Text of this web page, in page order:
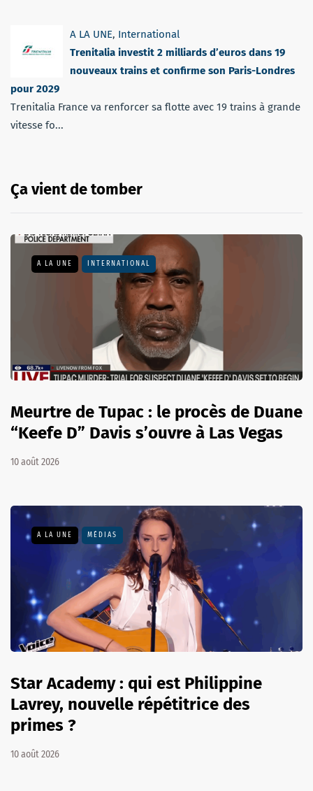
A LA UNE, International
Trenitalia investit 2 milliards d’euros dans 19
nouveaux trains et confirme son Paris-Londres
pour 2029
Trenitalia France va renforcer sa flotte avec 19 trains à grande
vitesse fo...
Ça vient de tomber
A LA UNE INTERNATIONAL
Meurtre de Tupac : le procès de Duane
“Keefe D” Davis s’ouvre à Las Vegas
10 août 2026
A LA UNE MÉDIAS
Star Academy : qui est Philippine
Lavrey, nouvelle répétitrice des
primes ?
10 août 2026